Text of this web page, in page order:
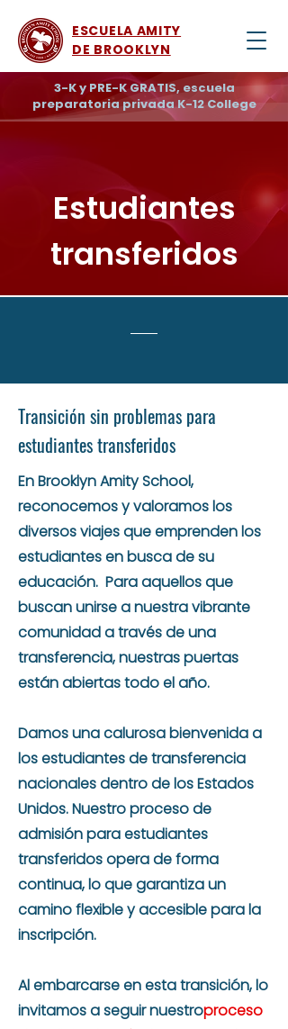
ESCUELA AMITY
DE BROOKLYN
3-K y PRE-K GRATIS, escuela
preparatoria privada K-12 College
Estudiantes
transferidos
Transición sin problemas para
estudiantes transferidos
En Brooklyn Amity School,
reconocemos y valoramos los
diversos viajes que emprenden los
estudiantes en busca de su
educación. Para aquellos que
buscan unirse a nuestra vibrante
comunidad a través de una
transferencia, nuestras puertas
están abiertas todo el año.
Damos una calurosa bienvenida a
los estudiantes de transferencia
nacionales dentro de los Estados
Unidos. Nuestro proceso de
admisión para estudiantes
transferidos opera de forma
continua, lo que garantiza un
camino flexible y accesible para la
inscripción.
Al embarcarse en esta transición, lo
invitamos a seguir nuestroproceso